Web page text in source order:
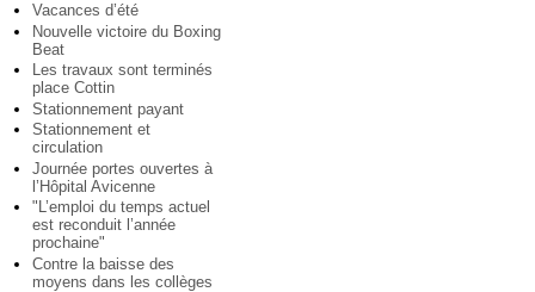
Vacances d’été
Nouvelle victoire du Boxing
Beat
Les travaux sont terminés
place Cottin
Stationnement payant
Stationnement et
circulation
Journée portes ouvertes à
l’Hôpital Avicenne
"L’emploi du temps actuel
est reconduit l’année
prochaine"
Contre la baisse des
moyens dans les collèges